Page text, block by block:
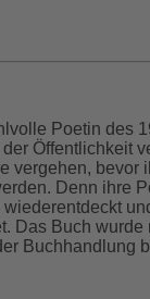
Poetin des
vergehen,
Denn ihre
Buch
Buchhandlung